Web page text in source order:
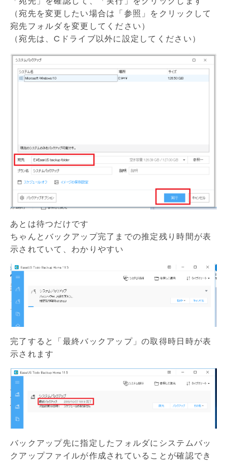
（宛先を変更したい場合は「参照」をクリックして
宛先フォルダを変更してください）
（宛先は、Cドライブ以外に設定してください）
あとは待つだけです
ちゃんとバックアップ完了までの推定残り時間が表
示されていて、わかりやすい
完了すると「最終バックアップ」の取得時日時が表
示されます
バックアップ先に指定したフォルダにシステムバッ
クアップファイルが作成されていることが確認でき